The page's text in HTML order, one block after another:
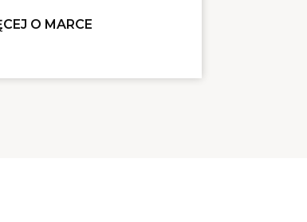
O MARCE